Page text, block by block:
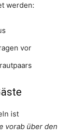
werden:
vor
ist
vorab über den